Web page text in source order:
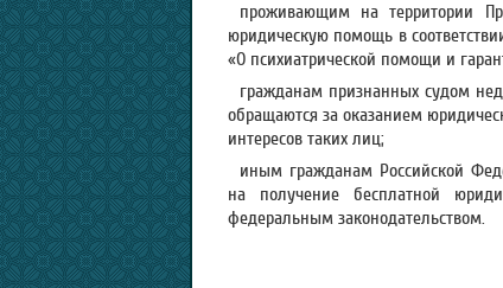
проживающим на территории
юридическую помощь в
«О психиатрической помощи и
гражданам признанных судом
обращаются за оказанием
интересов таких лиц;
иным гражданам Российской
на получение бесплатной
федеральным законодательством.